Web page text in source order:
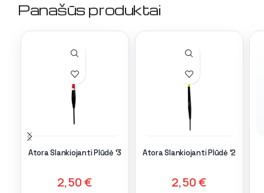
Panašūs produktai
Atora Slankiojanti Plūdė ‘3
2,50€
Atora Slankiojanti Plūdė ‘2
2,50€